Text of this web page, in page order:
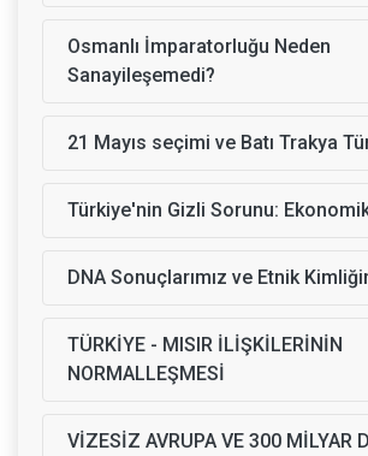
Osmanlı İmparatorluğu Neden
Sanayileşemedi?
21 Mayıs seçimi ve Batı Trakya
Türkiye'nin Gizli Sorunu:
DNA Sonuçlarımız ve Etnik
TÜRKİYE - MISIR İLİŞKİLERİNİN
NORMALLEŞMESİ
VİZESİZ AVRUPA VE 300 MİLYAR